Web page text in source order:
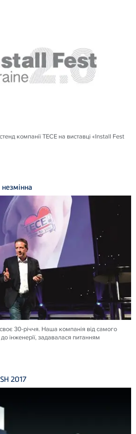
компанії ТЕСЕ на виставці «Install Fest
30-річчя. Наша компанія від самого
інженерії, задавалася питанням
2017